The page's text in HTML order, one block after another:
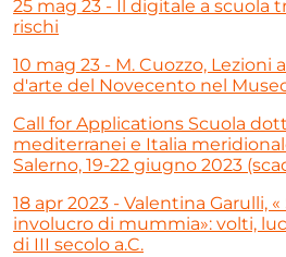
25 mag 23 - Il digitale a scuola
rischi
10 mag 23 - M. Cuozzo, Lezioni
d'arte del Novecento nel
Call for Applications Scuola
mediterranei e Italia
Salerno, 19-22 giugno 2023
18 apr 2023 - Valentina Garulli,
involucro di mummia»: volti,
di III secolo a.C.